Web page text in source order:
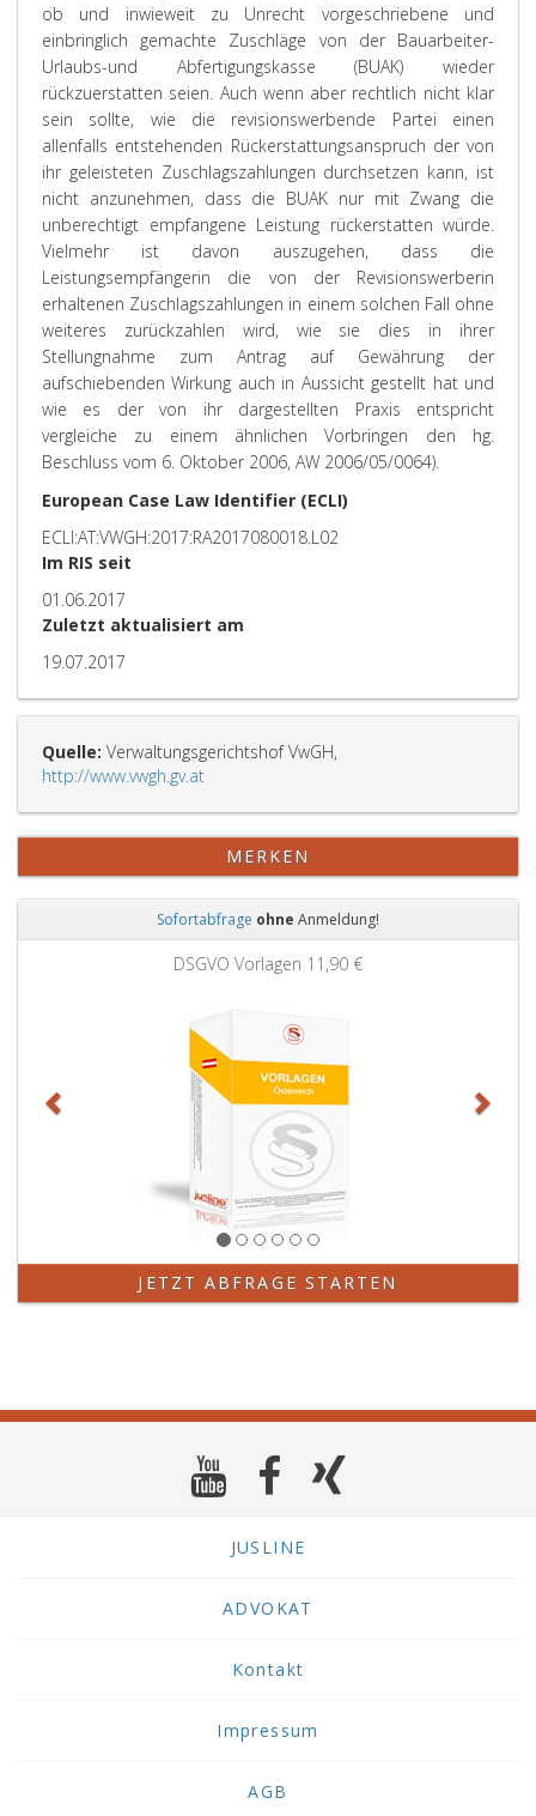
ob und inwieweit zu Unrecht vorgeschriebene und
einbringlich gemachte Zuschläge von der Bauarbeiter-
Urlaubs-und Abfertigungskasse (BUAK) wieder
rückzuerstatten seien. Auch wenn aber rechtlich nicht klar
sein sollte, wie die revisionswerbende Partei einen
allenfalls entstehenden Rückerstattungsanspruch der von
ihr geleisteten Zuschlagszahlungen durchsetzen kann, ist
nicht anzunehmen, dass die BUAK nur mit Zwang die
unberechtigt empfangene Leistung rückerstatten würde.
Vielmehr ist davon auszugehen, dass die
Leistungsempfängerin die von der Revisionswerberin
erhaltenen Zuschlagszahlungen in einem solchen Fall ohne
weiteres zurückzahlen wird, wie sie dies in ihrer
Stellungnahme zum Antrag auf Gewährung der
aufschiebenden Wirkung auch in Aussicht gestellt hat und
wie es der von ihr dargestellten Praxis entspricht
vergleiche zu einem ähnlichen Vorbringen den hg.
Beschluss vom 6. Oktober 2006, AW 2006/05/0064).
European Case Law Identifier (ECLI)
ECLI:AT:VWGH:2017:RA2017080018.L02
Im RIS seit
01.06.2017
Zuletzt aktualisiert am
19.07.2017
Quelle: Verwaltungsgerichtshof VwGH,
http://www.vwgh.gv.at
MERKEN
Sofortabfrage ohne Anmeldung!
DSGVO Vorlagen 11,90 €
JETZT ABFRAGE STARTEN
JUSLINE
ADVOKAT
Kontakt
Impressum
AGB